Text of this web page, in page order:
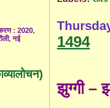
1494
झुग्गी –
: 2020,
नई